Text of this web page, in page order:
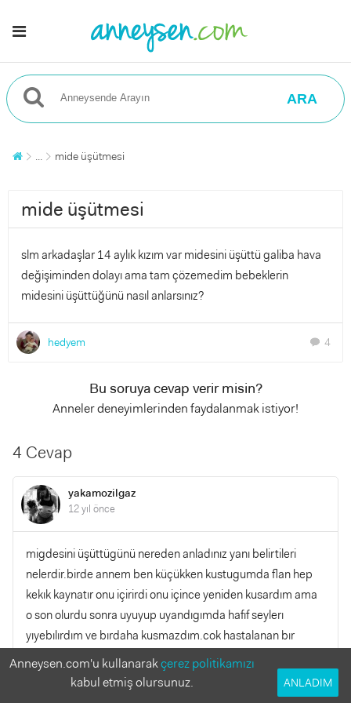
ARA
... mide üşütmesi
mide üşütmesi
slm arkadaşlar 14 aylık kızım var midesini üşüttü galiba hava
değişiminden dolayı ama tam çözemedim bebeklerin
midesini üşüttüğünü nasıl anlarsınız?
hedyem chat 4
Bu soruya cevap verir misin?
Anneler deneyimlerinden faydalanmak istiyor!
4 Cevap
yakamozilgaz
12 yıl önce
migdesini üşüttügünü nereden anladınız yanı belirtileri
nelerdir.birde annem ben küçükken kustugumda flan hep
kekık kaynatır onu içirirdi onu içince yeniden kusardım ama
o son olurdu sonra uyuyup uyandıgımda hafıf seylerı
yıyebılırdım ve bırdaha kusmazdım.cok hastalanan bır
cocuktum kendımden tecrubelerım umarım işe yarar
YANITLA
Anneysen.com'u kullanarakçerez politikamızı
kabul etmiş olursunuz.
ANLADIM